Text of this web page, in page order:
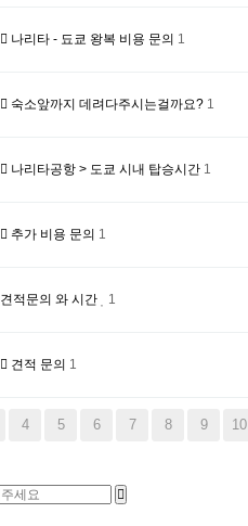
나리타 - 됴쿄 왕복 비용 문의 1
숙소앞까지 데려다주시는걸까요? 1
나리타공항 > 도쿄 시내 탑승시간 1
추가 비용 문의 1
견적문의 와 시간 1
견적 문의 1
4 5 6 7 8 9 10